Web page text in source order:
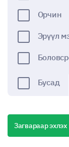
Орчин
Эрүүл
Бусад
Манай
түвшнийг
Загвараар эхлэх